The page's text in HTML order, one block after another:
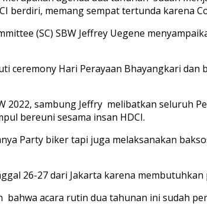
berdiri, memang sempat tertunda karena
(SC) SBW Jeffrey Uegene
ceremony Hari Perayaan Bhayangkari
2022, sambung Jeffry melibatkan seluruh
bereuni sesama insan HDCI.
Party biker tapi juga melaksanakan
26-27 dari Jakarta karena
bahwa acara rutin dua tahunan ini sudah